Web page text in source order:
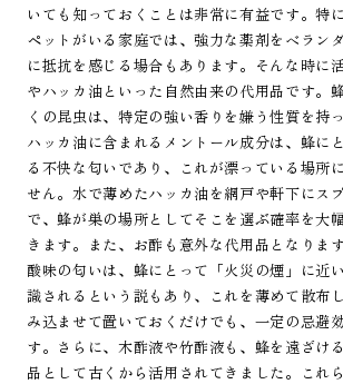
いても知っておくことは非常に有益です。特
ペットがいる家庭では、強力な薬剤をベラン
に抵抗を感じる場合もあります。そんな時に
やハッカ油といった自然由来の代用品です。
くの昆虫は、特定の強い香りを嫌う性質を持
ハッカ油に含まれるメントール成分は、蜂に
る不快な匂いであり、これが漂っている場所
せん。水で薄めたハッカ油を網戸や軒下にス
で、蜂が巣の場所としてそこを選ぶ確率を大
きます。また、お酢も意外な代用品となりま
酸味の匂いは、蜂にとって「火災の煙」に近
識されるという説もあり、これを薄めて散布
み込ませて置いておくだけでも、一定の忌避
す。さらに、木酢液や竹酢液も、蜂を遠ざけ
品として古くから活用されてきました。これ